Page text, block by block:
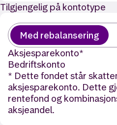
Tilgjengelig på kontotype
Med rebalansering
Aksjesparekonto*
Bedriftskonto
* Dette fondet står
aksjesparekonto. Dette
rentefond og
aksjeandel.